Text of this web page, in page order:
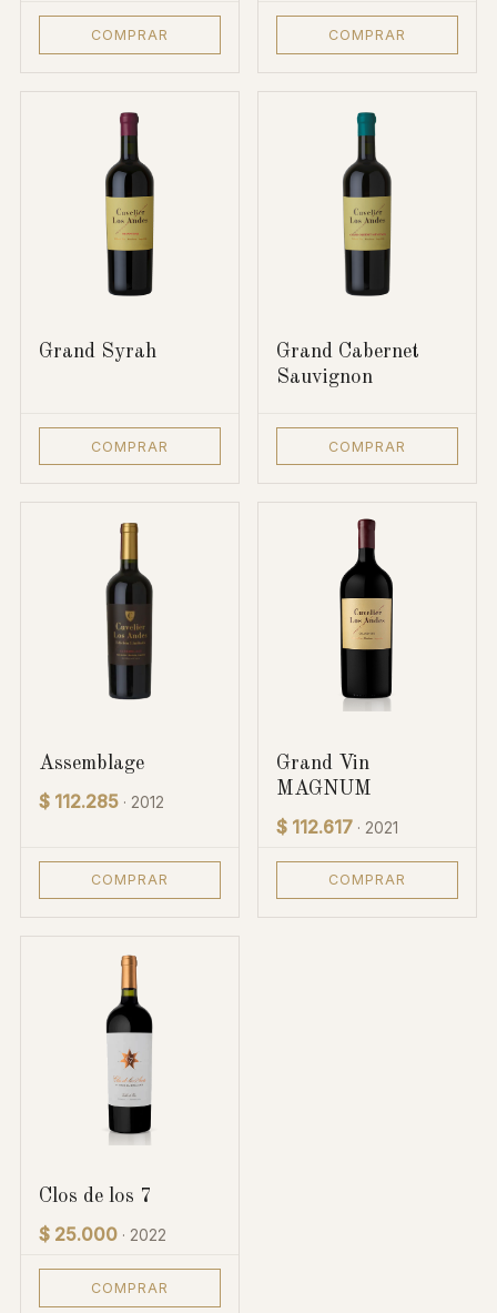
COMPRAR COMPRAR
Grand Syrah
COMPRAR
Grand Cabernet
Sauvignon
COMPRAR
Assemblage
$ 112.285 · 2012
COMPRAR
Grand Vin
MAGNUM
$ 112.617 · 2021
COMPRAR
Clos de los 7
$ 25.000 · 2022
COMPRAR